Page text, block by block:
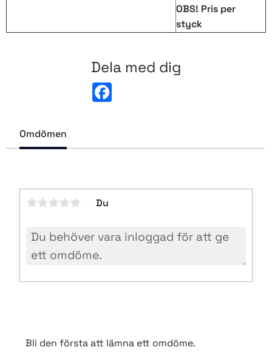
OBS! Pris per
styck
Dela med dig
o
Omdömen
Du
Bli den första att lämna ett omdöme.